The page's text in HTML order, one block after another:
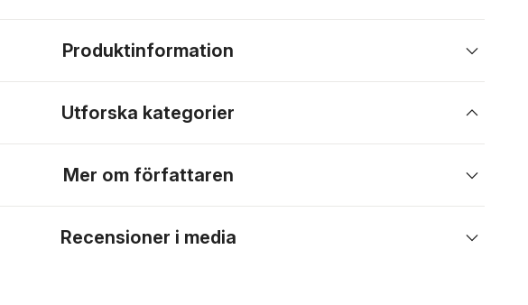
Produktinformation
Utforska kategorier
Mer om författaren
Recensioner i media